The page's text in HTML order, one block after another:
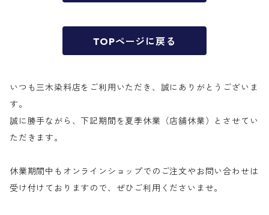
TOPページに戻る
いつも三木染料店をご利用いただき、誠にありがとうございま
す。
誠に勝手ながら、下記期間を夏季休業（店舗休業）とさせてい
ただきます。
休業期間中もオンラインショップでのご注文やお問い合わせは
受け付けておりますので、ぜひご利用くださいませ。